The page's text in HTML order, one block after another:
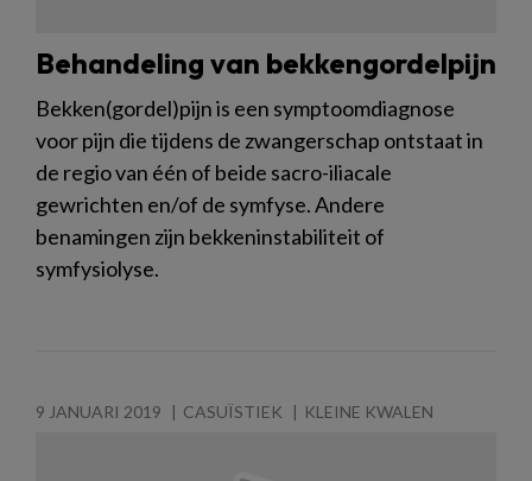
Behandeling van bekkengordelpijn
Bekken(gordel)pijn is een symptoomdiagnose
voor pijn die tijdens de zwangerschap ontstaat in
de regio van één of beide sacro-iliacale
gewrichten en/of de symfyse. Andere
benamingen zijn bekkeninstabiliteit of
symfysiolyse.
9 JANUARI 2019 CASUÏSTIEK KLEINE KWALEN